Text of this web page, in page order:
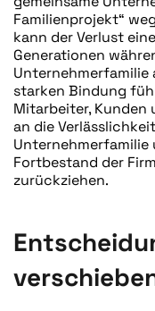
Familienprojekt“
kann der Verlust
Generationen
Unternehmerfamilie
starken Bindung
Mitarbeiter, Kunden
an die
Fortbestand der
zurückziehen.